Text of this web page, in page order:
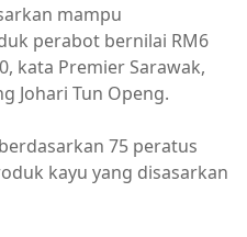
mampu
perabot bernilai RM6
kata Premier Sarawak,
Johari Tun Openg.
75 peratus
kayu yang disasarkan